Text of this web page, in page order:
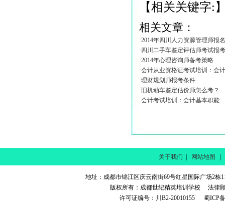
【相关关键字:
相关文章：
·2014年四川人力资源管理师报
·四川二手车鉴定评估师考试报
·2014年心理咨询师备考策略
·会计从业资格证考试培训：会
·理财规划师报考条件
·旧机动车鉴定估价师怎么考？
·会计考试培训：会计基本职能
关于我们 网站地图
地址：成都市锦江区庆云南街69号红星国际广场2
版权所有：成都世纪精英培训学校 法律
许可证编号：川B2-20010155 蜀ICP